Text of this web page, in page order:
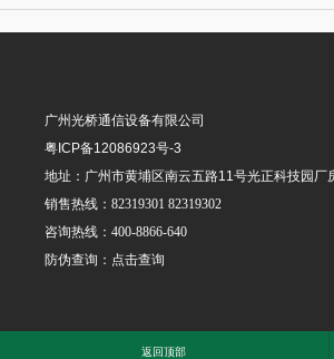
广州光桥通信设备有限公司
粤ICP备12086923号-3
地址：广州市黄埔区南云五路11号光正科技园厂
销售热线：82319301 82319302
咨询热线：400-8866-640
防伪查询： 点击查询
返回顶部